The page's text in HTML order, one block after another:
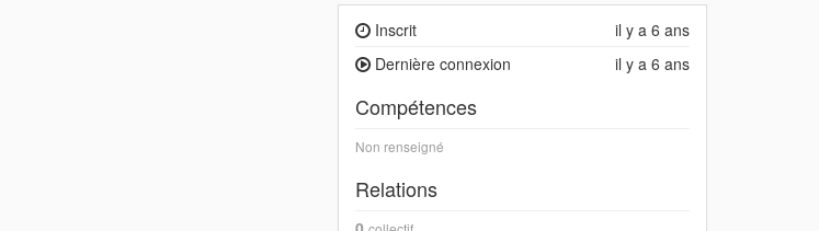
il y a 6 ans
Inscrit
il y a 6 ans
Dernière connexion
Compétences
Non renseigné
Relations